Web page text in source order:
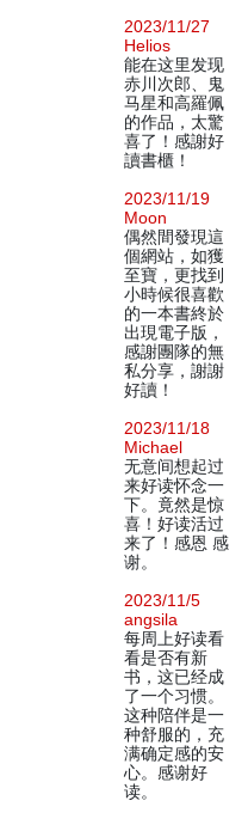
2023/11/27
Helios
能在这里发现
赤川次郎、鬼
马星和高羅佩
的作品，太驚
喜了！感謝好
讀書櫃！
2023/11/19
Moon
偶然間發現這
個網站，如獲
至寶，更找到
小時候很喜歡
的一本書終於
出現電子版，
感謝團隊的無
私分享，謝謝
好讀！
2023/11/18
Michael
无意间想起过
来好读怀念一
下。竟然是惊
喜！好读活过
来了！感恩 感
谢。
2023/11/5
angsila
每周上好读看
看是否有新
书，这已经成
了一个习惯。
这种陪伴是一
种舒服的，充
满确定感的安
心。感谢好
读。